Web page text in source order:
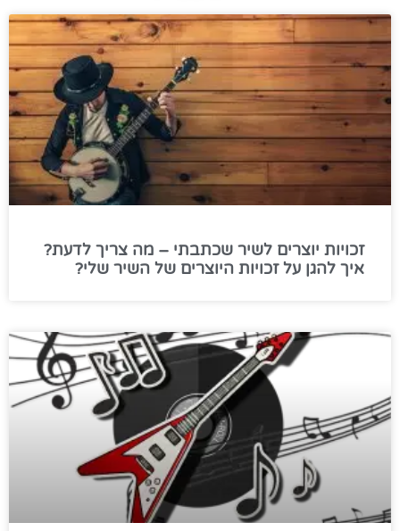
זכויות יוצרים לשיר שכתבתי – מה צריך לדעת?
איך להגן על זכויות היוצרים של השיר שלי?